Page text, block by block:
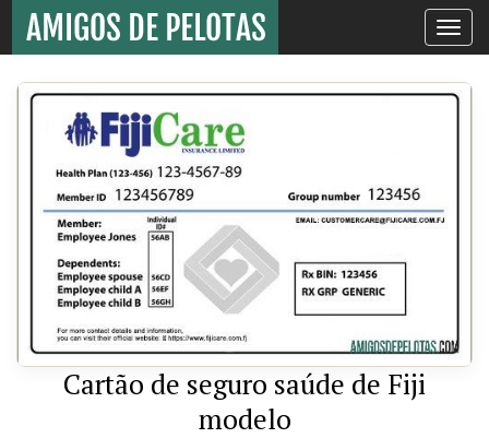
Toggle
Cartão de seguro saúde de Fiji
modelo